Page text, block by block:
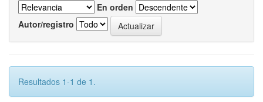
En orden
Autor/registro
Resultados 1-1 de 1.